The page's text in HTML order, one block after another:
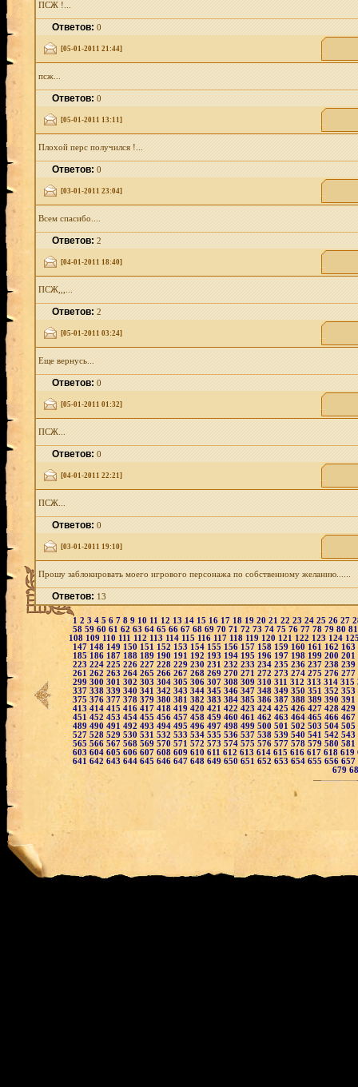
ПСЖ !...
Ответов:0
[05-01-2011 21:44]
псж...
Ответов:0
[05-01-2011 13:11]
Плохой перс получился !...
Ответов:0
[03-01-2011 23:04]
Всем спасибо....
Ответов:2
[04-01-2011 18:40]
ПСЖ,,,...
Ответов:2
[05-01-2011 03:24]
Еще вернусь...
Ответов:0
[05-01-2011 01:32]
ПСЖ...
Ответов:0
[04-01-2011 22:21]
ПСЖ...
Ответов:0
[03-01-2011 19:10]
Прошу заблокировать моего игрового персонажа по собственному желанию......
Ответов:13
1 2 3 4 5 6 7 8 9 10 11 12 1314 15 16 17 18 19 20 21 22 23 24 25 26 27
58 59 60 61 62 63 64 65 66 67 68 69 70 71 72 73 74 75 76 77 78 79 80
108 109 110 111 112 113 114 115 116 117 118 119 120 121 122 123 124
147 148 149 150 151 152 153 154 155 156 157 158 159 160 161 162 163
185 186 187 188 189 190 191 192 193 194 195 196 197 198 199 200 201
223 224 225 226 227 228 229 230 231 232 233 234 235 236 237 238 239
261 262 263 264 265 266 267 268 269 270 271 272 273 274 275 276 277
299 300 301 302 303 304 305 306 307 308 309 310 311 312 313 314 315
337 338 339 340 341 342 343 344 345 346 347 348 349 350 351 352 353
375 376 377 378 379 380 381 382 383 384 385 386 387 388 389 390 391
413 414 415 416 417 418 419 420 421 422 423 424 425 426 427 428 429
451 452 453 454 455 456 457 458 459 460 461 462 463 464 465 466 467
489 490 491 492 493 494 495 496 497 498 499 500 501 502 503 504 505
527 528 529 530 531 532 533 534 535 536 537 538 539 540 541 542 543
565 566 567 568 569 570 571 572 573 574 575 576 577 578 579 580 581
603 604 605 606 607 608 609 610 611 612 613 614 615 616 617 618 619
641 642 643 644 645 646 647 648 649 650 651 652 653 654 655 656 657
679